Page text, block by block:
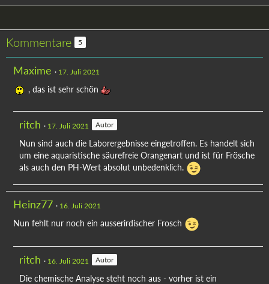
Kommentare 5
Maxime 17. Juli 2021
, das ist sehr schön
ritch 17. Juli 2021 Autor
Nun sind auch die Laborergebnisse eingetroffen. Es handelt sich
um eine aquaristische säurefreie Orangenart und ist für Frösche
als auch den PH-Wert absolut unbedenklich.
Heinz77 16. Juli 2021
Nun fehlt nur noch ein ausserirdischer Frosch
ritch 16. Juli 2021 Autor
Die chemische Analyse steht noch aus - vorher ist ein